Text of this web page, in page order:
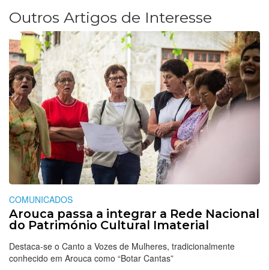
Outros Artigos de Interesse
COMUNICADOS
Arouca passa a integrar a Rede Nacional
do Património Cultural Imaterial
Destaca-se o Canto a Vozes de Mulheres, tradicionalmente
conhecido em Arouca como “Botar Cantas”